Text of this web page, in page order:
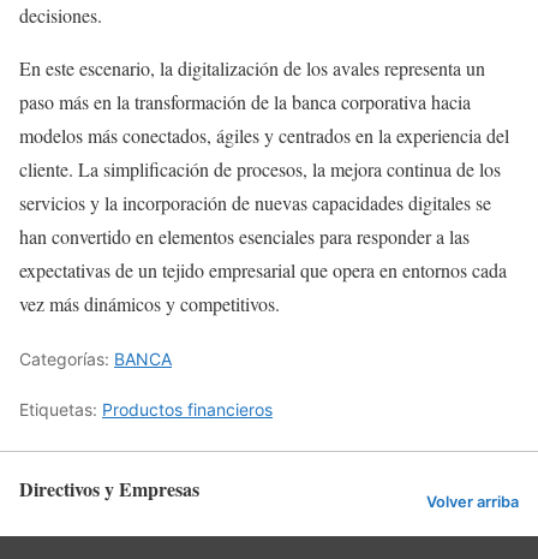
decisiones.
En este escenario, la digitalización de los avales representa un
paso más en la transformación de la banca corporativa hacia
modelos más conectados, ágiles y centrados en la experiencia del
cliente. La simplificación de procesos, la mejora continua de los
servicios y la incorporación de nuevas capacidades digitales se
han convertido en elementos esenciales para responder a las
expectativas de un tejido empresarial que opera en entornos cada
vez más dinámicos y competitivos.
Categorías: BANCA
Etiquetas: Productos financieros
Directivos y Empresas Volver arriba